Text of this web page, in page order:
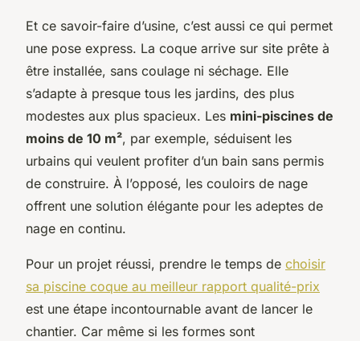
Et ce savoir-faire d’usine, c’est aussi ce qui permet
une pose express. La coque arrive sur site prête à
être installée, sans coulage ni séchage. Elle
s’adapte à presque tous les jardins, des plus
modestes aux plus spacieux. Les mini-piscines de
moins de 10 m², par exemple, séduisent les
urbains qui veulent profiter d’un bain sans permis
de construire. À l’opposé, les couloirs de nage
offrent une solution élégante pour les adeptes de
nage en continu.
Pour un projet réussi, prendre le temps de choisir
sa piscine coque au meilleur rapport qualité-prix
est une étape incontournable avant de lancer le
chantier. Car même si les formes sont